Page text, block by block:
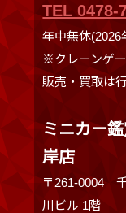
TEL 0478-
年中無休(2026
※クレーンゲ
販売・買取は
ミニカー
岸店
〒261-0004
川ビル 1階